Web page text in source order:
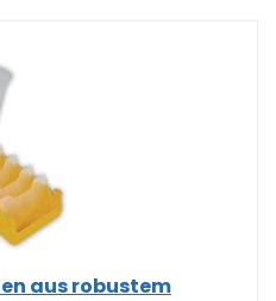
aus robustem